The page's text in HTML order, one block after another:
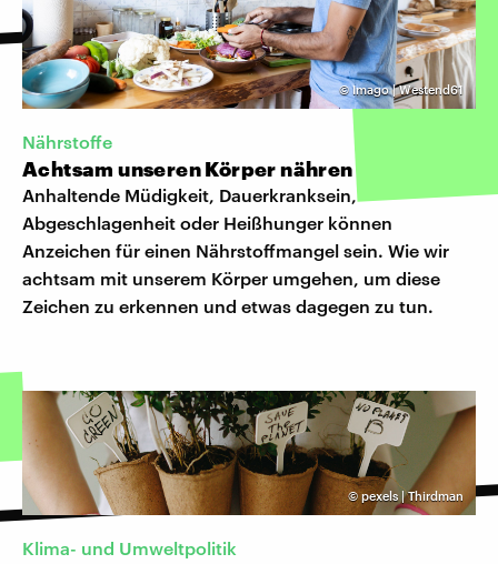
©Imago | Westend61
Nährstoffe
Achtsam unseren Körper nähren
Anhaltende Müdigkeit, Dauerkranksein,
Abgeschlagenheit oder Heißhunger können
Anzeichen für einen Nährstoffmangel sein. Wie wir
achtsam mit unserem Körper umgehen, um diese
Zeichen zu erkennen und etwas dagegen zu tun.
© pexels | Thirdman
Klima- und Umweltpolitik